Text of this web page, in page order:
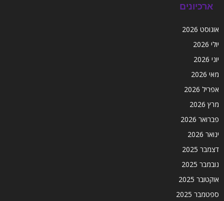
ארכיונים
אוגוסט 2026
יולי 2026
יוני 2026
מאי 2026
אפריל 2026
מרץ 2026
פברואר 2026
ינואר 2026
דצמבר 2025
נובמבר 2025
אוקטובר 2025
ספטמבר 2025